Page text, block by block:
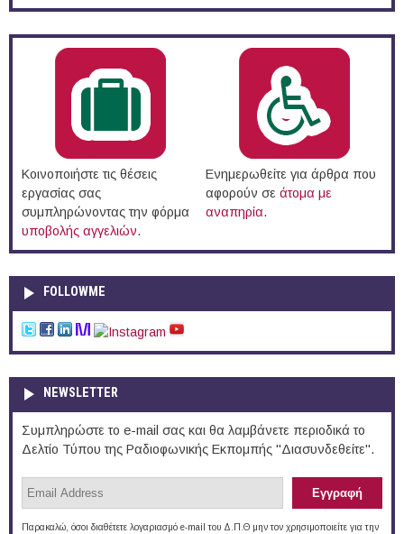
Κοινοποιήστε τις θέσεις
εργασίας σας
συμπληρώνοντας την φόρμα
υποβολής αγγελιών.
Ενημερωθείτε για άρθρα που
αφορούν σε άτομα με
αναπηρία.
FOLLOWME
NEWSLETTER
Συμπληρώστε το e-mail σας και θα λαμβάνετε περιοδικά το
Δελτίο Τύπου της Ραδιοφωνικής Εκπομπής "Διασυνδεθείτε".
Παρακαλώ, όσοι διαθέτετε λογαριασμό e-mail του Δ.Π.Θ μην τον χρησιμοποιείτε για την